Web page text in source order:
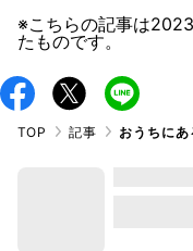
※こちらの記事は
たものです。
TOP 記事 おうちに